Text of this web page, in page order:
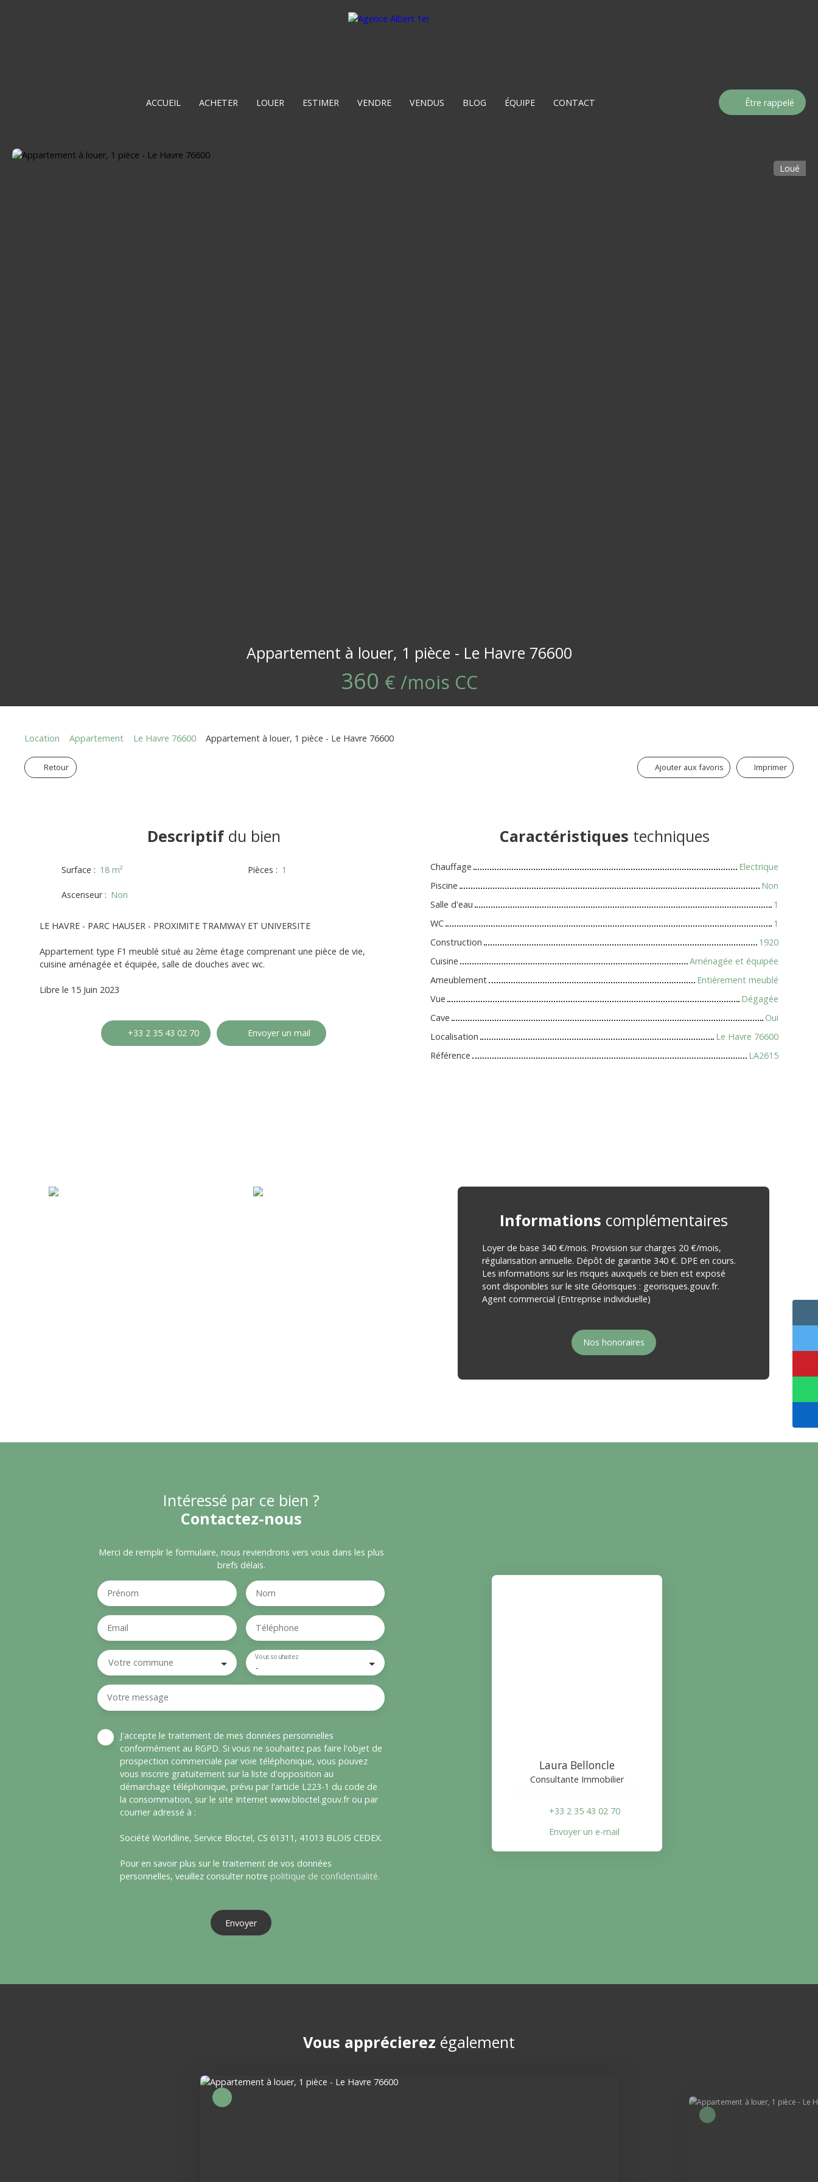
ACCUEIL ACHETER LOUER ESTIMER VENDRE VENDUS BLOG ÉQUIPE CONTACT Être rappelé
Loué
Appartement à louer, 1 pièce - Le Havre 76600
360 € /mois CC
Location Appartement Le Havre 76600 Appartement à louer, 1 pièce - Le Havre 76600
Retour Ajouter aux favoris Imprimer
Descriptifdu bien
Surface : 18 m² Pièces : 1
Ascenseur: Non
LE HAVRE - PARC HAUSER - PROXIMITE TRAMWAY ET UNIVERSITE
Appartement type F1 meublé situé au 2ème étage comprenant une pièce de vie,
cuisine aménagée et équipée, salle de douches avec wc.
Libre le 15 Juin 2023
+33 2 35 43 02 70 Envoyer un mail
Caractéristiques techniques
Chauffage
Electrique
Piscine
Non
Salle d'eau
1
WC
1
Construction
1920
Cuisine
Aménagée et équipée
Ameublement
Entièrement meublé
Vue
Dégagée
Cave
Oui
Localisation
Le Havre 76600
Référence
LA2615
Informations complémentaires
Loyer de base 340 €/mois. Provision sur charges 20 €/mois,
régularisation annuelle. Dépôt de garantie 340 €. DPE en cours.
Les informations sur les risques auxquels ce bien est exposé
sont disponibles sur le site Géorisques : georisques.gouv.fr.
Agent commercial (Entreprise individuelle)
Nos honoraires
Intéressé par ce bien ?
Contactez-nous
Merci de remplir le formulaire, nous reviendrons vers vous dans les plus
brefs délais.
Prénom Nom
Email Téléphone
Votre commune -
Vous souhaitez
Votre message
J'accepte le traitement de mes données personnelles
conformément au RGPD. Si vous ne souhaitez pas faire l'objet de
prospection commerciale par voie téléphonique, vous pouvez
vous inscrire gratuitement sur la liste d'opposition au
démarchage téléphonique, prévu par l'article L223-1 du code de
la consommation, sur le site Internet www.bloctel.gouv.fr ou par
courrier adressé à :
Société Worldline, Service Bloctel, CS 61311, 41013 BLOIS CEDEX.
Pour en savoir plus sur le traitement de vos données
personnelles, veuillez consulter notre politique de confidentialité.
Envoyer
Laura Belloncle
Consultante Immobilier
+33 2 35 43 02 70
Envoyer un e-mail
Vous apprécierez également